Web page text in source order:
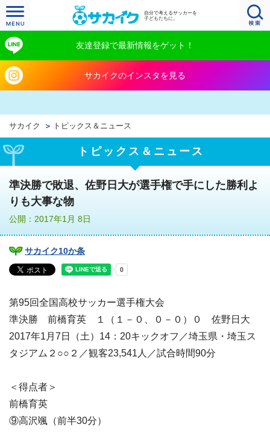
自分で考えるサッカーを
子どもたちに。
友達登録で最新情報をゲット！
サカイクのインスタを見る
サカイク トピックス＆ニュース
トピックス＆ニュース
準決勝で敗退、佐野日大が選手権で手にした勝利よ
りも大事な物
公開：2017年1月 8日
サカイク10か条
第95回全国高校サッカー選手権大会
準決勝 前橋育英 １（１－０、０－０）０ 佐野日大
2017年1月7日（土）14：20キックオフ／埼玉県・埼玉ス
タジアム２○○２／観客23,541人／試合時間90分
＜得点者＞
前橋育英
⑨高沢颯（前半30分）